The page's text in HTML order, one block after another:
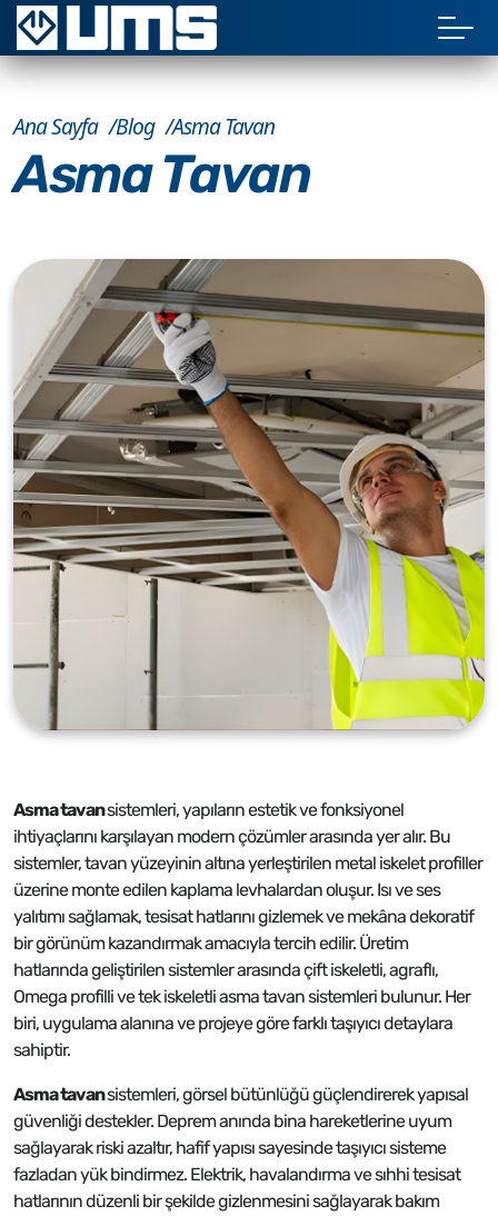
Ana Sayfa Blog Asma Tavan
Asma Tavan
Asma tavansistemleri, yapıların estetik ve fonksiyonel
ihtiyaçlarını karşılayan modern çözümler arasında yer alır. Bu
sistemler, tavan yüzeyinin altına yerleştirilen metal iskelet profiller
üzerine monte edilen kaplama levhalardan oluşur. Isı ve ses
yalıtımı sağlamak, tesisat hatlarını gizlemek ve mekâna dekoratif
bir görünüm kazandırmak amacıyla tercih edilir. Üretim
hatlarında geliştirilen sistemler arasında çift iskeletli, agraflı,
Omega profilli ve tek iskeletli asma tavan sistemleri bulunur. Her
biri, uygulama alanına ve projeye göre farklı taşıyıcı detaylara
sahiptir.
Asma tavansistemleri, görsel bütünlüğü güçlendirerek yapısal
güvenliği destekler. Deprem anında bina hareketlerine uyum
sağlayarak riski azaltır, hafif yapısı sayesinde taşıyıcı sisteme
fazladan yük bindirmez. Elektrik, havalandırma ve sıhhi tesisat
hatlarının düzenli bir şekilde gizlenmesini sağlayarak bakım